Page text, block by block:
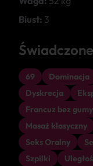
Biust: 3
69 Dominacja
Dyskrecja
Francuz bez gumy
Masaż klasyczny
Seks Oralny
Szpilki